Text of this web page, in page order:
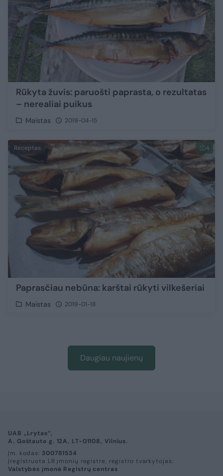
Rūkyta žuvis: paruošti paprasta, o rezultatas
– nerealiai puikus
Maistas 2019-04-15
Receptas 4
Paprasčiau nebūna: karštai rūkyti vilkešeriai
Maistas 2019-01-18
Daugiau naujienų
UAB „Lrytas“,
A. Goštauto g. 12A, LT-01108, Vilnius.
Įm. kodas: 300781534
Įregistruota LR įmonių registre, registro tvarkytojas:
Valstybės įmonė Registrų centras